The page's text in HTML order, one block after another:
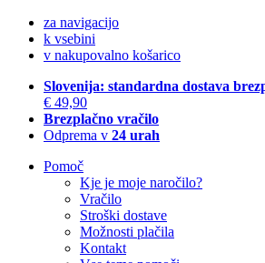
za navigacijo
k vsebini
v nakupovalno košarico
Slovenija: standardna dostava
€ 49,90
Brezplačno vračilo
Odprema v 24 urah
Pomoč
Kje je moje naročilo?
Vračilo
Stroški dostave
Možnosti plačila
Kontakt